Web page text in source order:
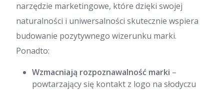
narzędzie marketingowe, które dzięki swojej
naturalności i uniwersalności skutecznie wspiera
budowanie pozytywnego wizerunku marki.
Ponadto:
Wzmacniają rozpoznawalność marki –
powtarzający się kontakt z logo na słodyczu